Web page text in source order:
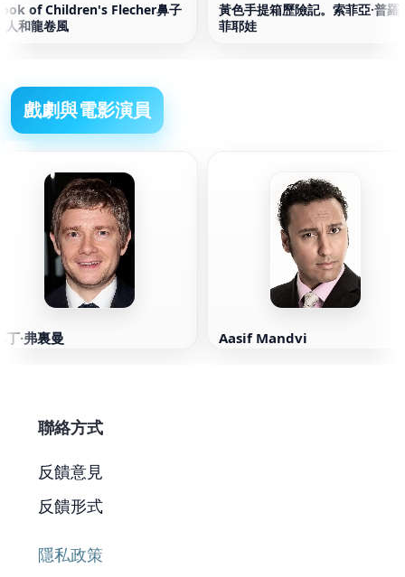
of Children's Flecher鼻子
人和龍卷風
黃色手提箱歷險記。索菲亞·普羅
菲耶娃
戲劇與電影演員
丁·弗裏曼 Aasif Mandvi
聯絡方式
反饋意見
反饋形式
隱私政策